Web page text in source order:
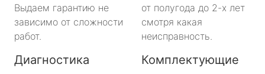
Выдаем гарантию не
зависимо от сложности
работ.
от полугода до 2-х лет
смотря какая
неисправность.
Диагностика Комплектующие